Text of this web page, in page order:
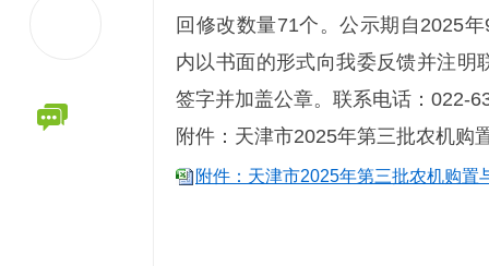
回修改数量71个。公示期自2025
内以书面的形式向我委反馈并注明
签字并加盖公章。联系电话：022-
附件：天津市2025年第三批农机购
附件：天津市2025年第三批农机购